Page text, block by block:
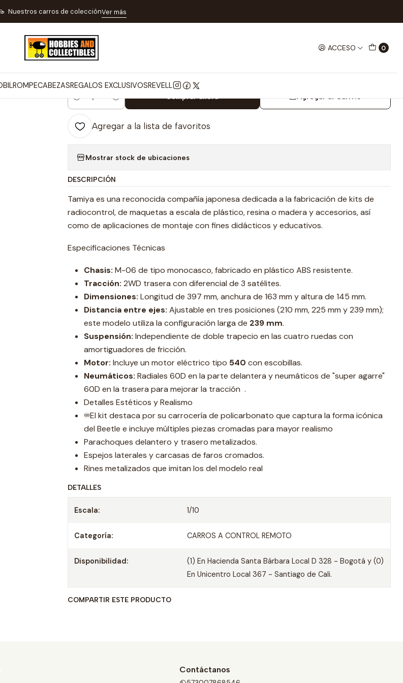
ACCESO 0
ROMPECABEZASREGALOS EXCLUSIVOSREVELL
Nuestros carros de colecciónVer más
ELÉCTRICOS CARROS A CONTROL REMOTO
|
Vehículo Control Remoto Rc Volks Wagen
Beetle 1/10
Cantidad
Agregar al Carrito
Comprar ahora
Agregar a la lista de favoritos
Mostrar stock de ubicaciones
DESCRIPCIÓN
Tamiya es una reconocida compañía japonesa dedicada a la fabricación de kits de
radiocontrol, de maquetas a escala de plástico, resina o madera y accesorios, así
como de aplicaciones de montaje con fines didácticos y educativos.
Especificaciones Técnicas
Chasis: M-06 de tipo monocasco, fabricado en plástico ABS resistente.
Tracción: 2WD trasera con diferencial de 3 satélites.
Dimensiones: Longitud de 397 mm, anchura de 163 mm y altura de 145 mm.
Distancia entre ejes: Ajustable en tres posiciones (210 mm, 225 mm y 239 mm);
este modelo utiliza la configuración larga de 239 mm.
Suspensión: Independiente de doble trapecio en las cuatro ruedas con
amortiguadores de fricción.
Motor: Incluye un motor eléctrico tipo 540 con escobillas.
Neumáticos: Radiales 60D en la parte delantera y neumáticos de "super agarre"
60D en la trasera para mejorar la tracción .
Detalles Estéticos y Realismo
El kit destaca por su carrocería de policarbonato que captura la forma icónica
del Beetle e incluye múltiples piezas cromadas para mayor realismo
Parachoques delantero y trasero metalizados.
Espejos laterales y carcasas de faros cromados.
Rines metalizados que imitan los del modelo real
DETALLES
Escala: 1/10
Categoría: CARROS A CONTROL REMOTO
Disponibilidad:
(1) En Hacienda Santa Bárbara Local D 328 - Bogotá y (0)
En Unicentro Local 367 - Santiago de Cali.
COMPARTIR ESTE PRODUCTO
Contáctanos